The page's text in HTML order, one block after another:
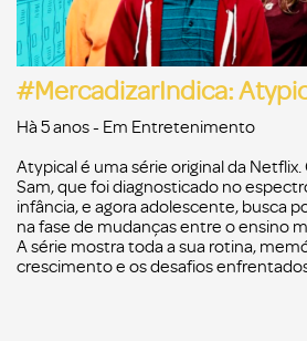
#MercadizarIndica:
Hà 5 anos- Em Entretenimento
Atypical é uma série original da
Sam, que foi diagnosticado no
infância, e agora adolescente, busca
na fase de mudanças entre o ensino
A série mostra toda a sua rotina,
crescimento e os desafios